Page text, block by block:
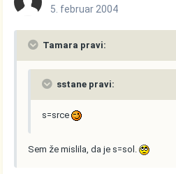
5. februar 2004
Tamara pravi:
sstane pravi:
s=srce
Sem že mislila, da je s=sol.